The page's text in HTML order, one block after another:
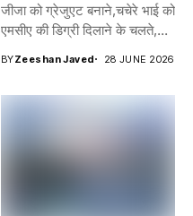
जीजा को ग्रेजुएट बनाने,चचेरे भाई को
एमसीए की डिग्री दिलाने के चलते,...
BYZeeshan Javed 28 JUNE 2026